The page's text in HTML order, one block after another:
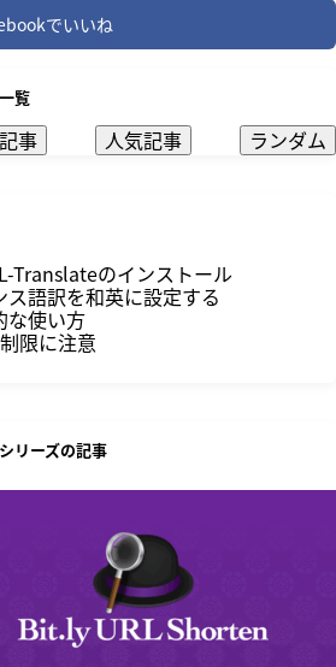
でいいね
覧
事 人気記事 ランダム
Translateのインストール
ス語訳を和英に設定する
な使い方
限に注意
リーズの記事